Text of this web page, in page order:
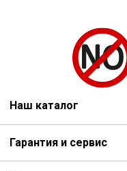
Наш каталог
Гарантия и сервис